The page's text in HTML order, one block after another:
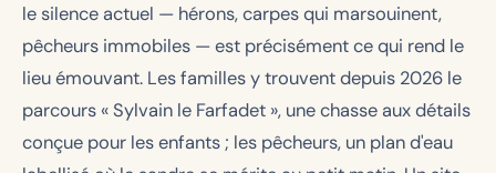
le silence actuel — hérons, carpes qui marsouinent,
pêcheurs immobiles — est précisément ce qui rend le
lieu émouvant. Les familles y trouvent depuis 2026 le
parcours « Sylvain le Farfadet », une chasse aux détails
conçue pour les enfants ; les pêcheurs, un plan d'eau